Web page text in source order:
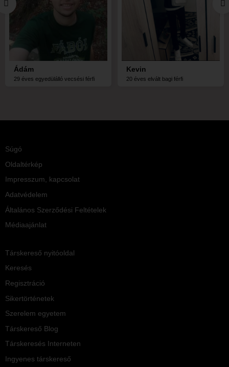
Ádám
29 éves egyedülálló vecsési férfi
Kevin
20 éves elvált bagi férfi
Súgó
Oldaltérkép
Impresszum, kapcsolat
Adatvédelem
Általános Szerződési Feltételek
Médiaajánlat
Társkereső nyitóoldal
Keresés
Regisztráció
Sikertörténetek
Szerelem egyetem
Társkereső Blog
Társkeresés Interneten
Ingyenes társkereső